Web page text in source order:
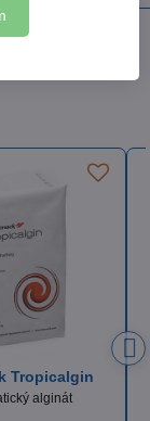
Aplikační
špičky žluté